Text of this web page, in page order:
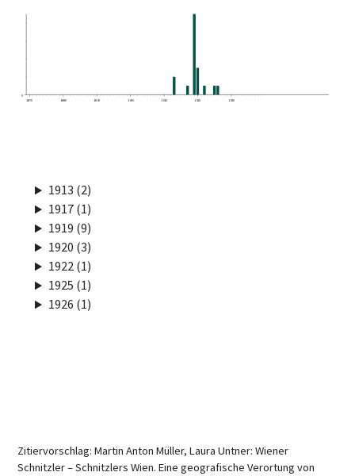
0
1870
1880 1890 1900 1910 1920 1930
1913 (2)
1917 (1)
1919 (9)
1920 (3)
1922 (1)
1925 (1)
1926 (1)
Zitiervorschlag: Martin Anton Müller, Laura Untner: Wiener
Schnitzler – Schnitzlers Wien. Eine geografische Verortung von